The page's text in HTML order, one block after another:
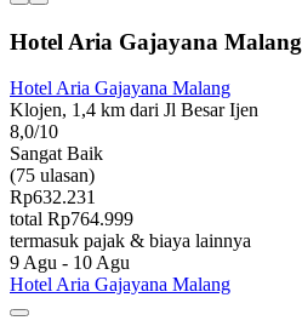
Hotel Aria Gajayana Malang
Hotel Aria Gajayana Malang
Klojen, 1,4 km dari Jl Besar Ijen
8,0/10
Sangat Baik
(75 ulasan)
Rp632.231
total Rp764.999
termasuk pajak & biaya lainnya
9 Agu - 10 Agu
Hotel Aria Gajayana Malang